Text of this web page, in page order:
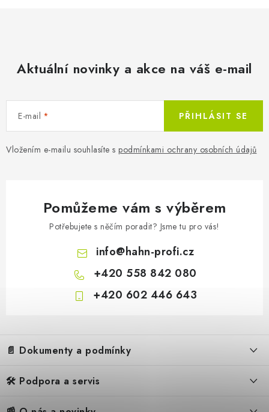
Aktuální novinky a akce na váš e-mail
E-mail
Vložením e-mailu souhlasíte s podmínkami ochrany osobních údajů
PŘIHLÁSIT SE
Pomůžeme vám s výběrem
Potřebujete s něčím poradit? Jsme tu pro vás!
info@hahn-profi.cz
+420 558 842 080
+420 602 446 643
a
t
📄 Dokumenty a podmínky
Obchodní podmínky
🛠️ Podpora a servis